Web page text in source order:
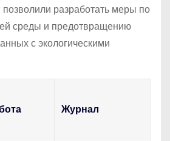
разработать меры по
среды и предотвращению
с экологическими
Журнал